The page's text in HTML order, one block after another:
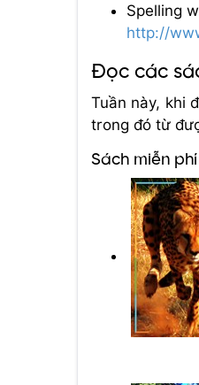
Spelling
http://
Đọc các
Tuần này, khi
trong đó từ
Sách miễn